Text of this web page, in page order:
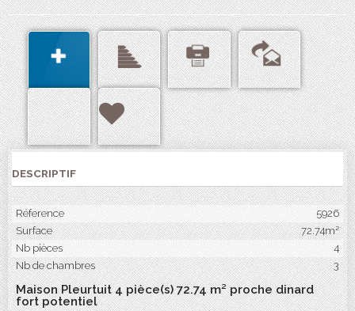
DESCRIPTIF
Réference
5926
Surface
72.74m²
Nb pièces
4
Nb de chambres
3
Maison Pleurtuit 4 pièce(s) 72.74 m² proche dinard
fort potentiel